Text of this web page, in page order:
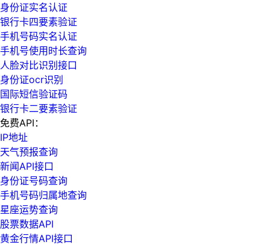
身份证实名认证
银行卡四要素验证
手机号码实名认证
手机号使用时长查询
人脸对比识别接口
身份证ocr识别
国际短信验证码
银行卡二要素验证
免费API：
IP地址
天气预报查询
新闻API接口
身份证号码查询
手机号码归属地查询
星座运势查询
股票数据API
黄金行情API接口